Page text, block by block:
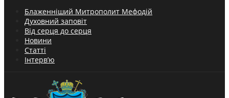
Блаженніший Митрополит Мефодій
Духовний заповіт
Від серця до серця
Новини
Статті
Інтерв’ю